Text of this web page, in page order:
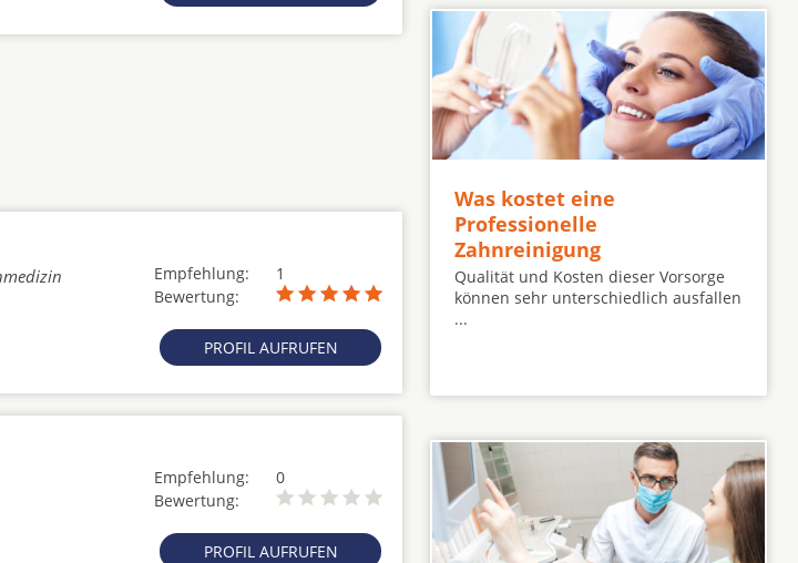
Empfehlung:
1
Bewertung:
PROFIL AUFRUFEN
Empfehlung:
0
Bewertung:
PROFIL AUFRUFEN
Was kostet eine
Professionelle
Zahnreinigung
Qualität und Kosten dieser Vorsorge
können sehr unterschiedlich ausfallen
...